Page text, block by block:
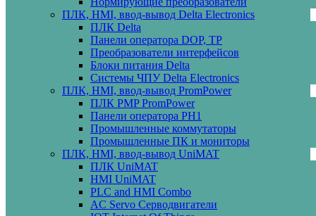
ПЛК, HMI, ввод-вывод Delta Electronics
ПЛК Delta
Панели оператора DOP, TP
Преобразователи интерфейсов
Блоки питания Delta
Системы ЧПУ Delta Electronics
ПЛК, HMI, ввод-вывод PromPower
ПЛК PMP PromPower
Панели оператора PH1
Промышленные коммутаторы
Промышленные ПК и мониторы
ПЛК, HMI, ввод-вывод UniMAT
ПЛК UniMAT
HMI UniMAT
PLC and HMI Combo
AC Servo Серводвигатели